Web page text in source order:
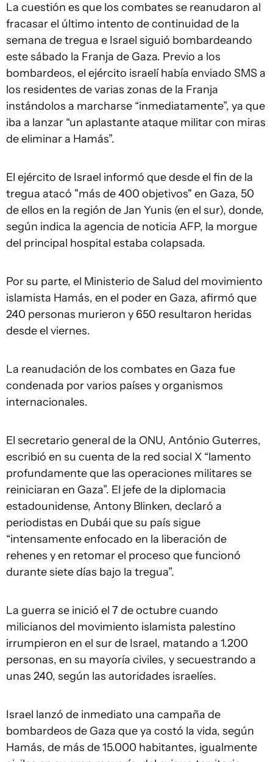
La cuestión es que los combates se reanudaron al
fracasar el último intento de continuidad de la
semana de tregua e Israel siguió bombardeando
este sábado la Franja de Gaza. Previo a los
bombardeos, el ejército israelí había enviado SMS a
los residentes de varias zonas de la Franja
instándolos a marcharse “inmediatamente”, ya que
iba a lanzar “un aplastante ataque militar con miras
de eliminar a Hamás”.
El ejército de Israel informó que desde el fin de la
tregua atacó "más de 400 objetivos" en Gaza, 50
de ellos en la región de Jan Yunis (en el sur), donde,
según indica la agencia de noticia AFP, la morgue
del principal hospital estaba colapsada.
Por su parte, el Ministerio de Salud del movimiento
islamista Hamás, en el poder en Gaza, afirmó que
240 personas murieron y 650 resultaron heridas
desde el viernes.
La reanudación de los combates en Gaza fue
condenada por varios países y organismos
internacionales.
El secretario general de la ONU, António Guterres,
escribió en su cuenta de la red social X “lamento
profundamente que las operaciones militares se
reiniciaran en Gaza”. El jefe de la diplomacia
estadounidense, Antony Blinken, declaró a
periodistas en Dubái que su país sigue
“intensamente enfocado en la liberación de
rehenes y en retomar el proceso que funcionó
durante siete días bajo la tregua”.
La guerra se inició el 7 de octubre cuando
milicianos del movimiento islamista palestino
irrumpieron en el sur de Israel, matando a 1.200
personas, en su mayoría civiles, y secuestrando a
unas 240, según las autoridades israelíes.
Israel lanzó de inmediato una campaña de
bombardeos de Gaza que ya costó la vida, según
Hamás, de más de 15.000 habitantes, igualmente